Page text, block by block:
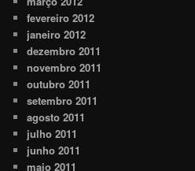
fevereiro 2012
janeiro 2012
dezembro 2011
novembro 2011
outubro 2011
setembro 2011
agosto 2011
julho 2011
junho 2011
maio 2011